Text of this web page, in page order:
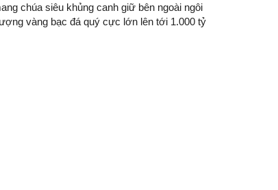
chúa siêu khủng canh giữ bên ngoài ngôi
vàng bạc đá quý cực lớn lên tới 1.000 tỷ